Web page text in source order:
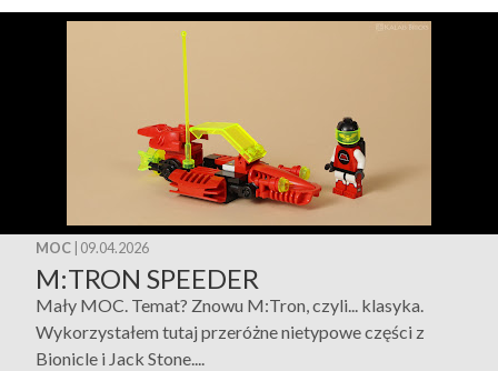
MOC | 09.04.2026
M:TRON SPEEDER
Mały MOC. Temat? Znowu M:Tron, czyli... klasyka.
Wykorzystałem tutaj przeróżne nietypowe części z
Bionicle i Jack Stone....